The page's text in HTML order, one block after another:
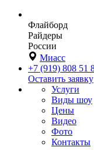
Флайборд
Райдеры
России
Миасс
+7 (919) 808 51
Оставить заявку
Услуги
Виды шоу
Цены
Видео
Фото
Контакты